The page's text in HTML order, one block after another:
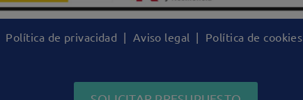
Política de privacidad | Aviso legal | Política de cookies